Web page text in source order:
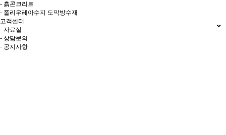
- 흙콘크리트
- 폴리우레아수지 도막방수재
고객센터
- 자료실
- 상담문의
- 공지사항